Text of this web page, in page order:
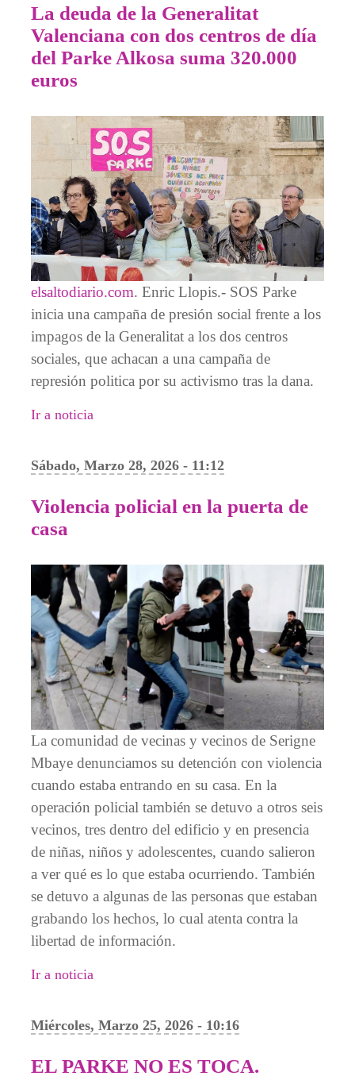
La deuda de la Generalitat
Valenciana con dos centros de día
del Parke Alkosa suma 320.000
euros
elsaltodiario.com. Enric Llopis.- SOS Parke
inicia una campaña de presión social frente a los
impagos de la Generalitat a los dos centros
sociales, que achacan a una campaña de
represión politica por su activismo tras la dana.
Ir a noticia
Sábado, Marzo 28, 2026 - 11:12
Violencia policial en la puerta de
casa
La comunidad de vecinas y vecinos de Serigne
Mbaye denunciamos su detención con violencia
cuando estaba entrando en su casa. En la
operación policial también se detuvo a otros seis
vecinos, tres dentro del edificio y en presencia
de niñas, niños y adolescentes, cuando salieron
a ver qué es lo que estaba ocurriendo. También
se detuvo a algunas de las personas que estaban
grabando los hechos, lo cual atenta contra la
libertad de información.
Ir a noticia
Miércoles, Marzo 25, 2026 - 10:16
EL PARKE NO ES TOCA.